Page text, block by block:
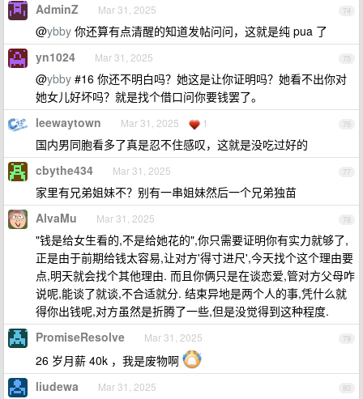
74
AdminZ Mar 31, 2025
@ybby 你还算有点清醒的知道发帖问问，这就是纯 pua 了
75
yn1024 Mar 31, 2025
@ybby #16 你还不明白吗？她这是让你证明吗？她看不出你对
她女儿好坏吗？就是找个借口问你要钱罢了。
76
leewaytown Mar 31, 2025 1
国内男同胞看多了真是忍不住感叹，这就是没吃过好的
77
cbythe434 Mar 31, 2025
家里有兄弟姐妹不？别有一串姐妹然后一个兄弟独苗
78
AlvaMu Mar 31, 2025
"钱是给女生看的,不是给她花的",你只需要证明你有实力就够了,
正是由于前期给钱太容易,让对方'得寸进尺',今天找个这个理由要
点,明天就会找个其他理由. 而且你俩只是在谈恋爱,管对方父母咋
说呢,能谈了就谈,不合适就分. 结束异地是两个人的事,凭什么就
得你出钱呢,对方虽然是折腾了一些,但是没觉得到这种程度.
79
PromiseResolve Mar 31, 2025
26 岁月薪 40k ，我是废物啊
80
liudewa Mar 31, 2025